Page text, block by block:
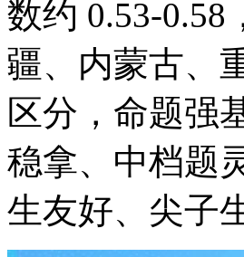
数约 0.53-
疆、内蒙古、
区分，命题强
稳拿、中档题
生友好、尖子